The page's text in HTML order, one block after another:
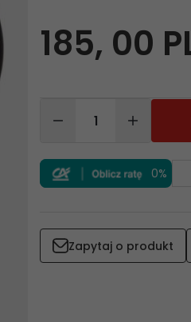
185, 00
0%
Zapytaj o produkt